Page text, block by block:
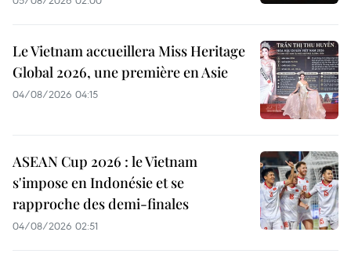
Le Vietnam accueillera Miss Heritage
Global 2026, une première en Asie
04/08/2026 04:15
ASEAN Cup 2026 : le Vietnam
s'impose en Indonésie et se
rapproche des demi-finales
04/08/2026 02:51